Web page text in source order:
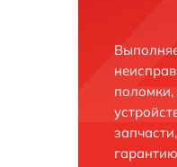
поломки,